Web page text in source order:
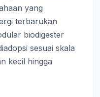
yang
terbarukan
biodigester
sesuai skala
kecil hingga